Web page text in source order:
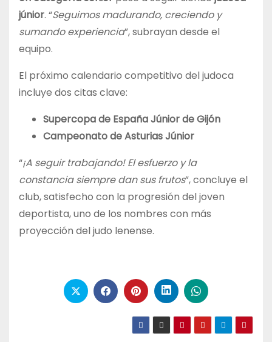
júnior. “Seguimos madurando, creciendo y
sumando experiencia”, subrayan desde el
equipo.
El próximo calendario competitivo del judoca
incluye dos citas clave:
Supercopa de España Júnior de Gijón
Campeonato de Asturias Júnior
“¡A seguir trabajando! El esfuerzo y la
constancia siempre dan sus frutos”, concluye el
club, satisfecho con la progresión del joven
deportista, uno de los nombres con más
proyección del judo lenense.